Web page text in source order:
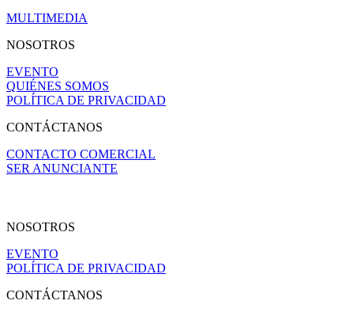
MULTIMEDIA
NOSOTROS
EVENTO
QUIÉNES SOMOS
POLÍTICA DE PRIVACIDAD
CONTÁCTANOS
CONTACTO COMERCIAL
SER ANUNCIANTE
NOSOTROS
EVENTO
POLÍTICA DE PRIVACIDAD
CONTÁCTANOS